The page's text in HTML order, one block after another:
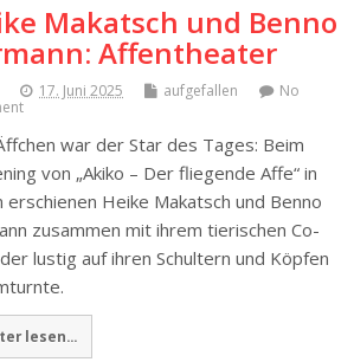
Makatsch und Benno
Affentheater
17. Juni 2025 aufgefallen
No
war der Star des Tages: Beim
von „Akiko – Der fliegende Affe“ in
erschienen Heike Makatsch und Benno
zusammen mit ihrem tierischen Co-
lustig auf ihren Schultern und Köpfen
lesen...